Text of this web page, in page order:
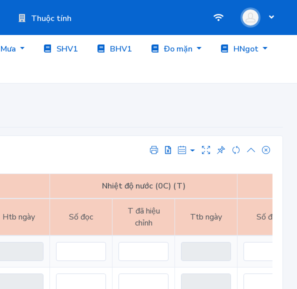
Thuộc tính
Mưa SHV1 BHV1 Đo mặn
HNgot
Nhiệt độ nước (0C) (T)
Htb ngày Số đọc
T đã hiệu
chỉnh
Ttb ngày Số đọc